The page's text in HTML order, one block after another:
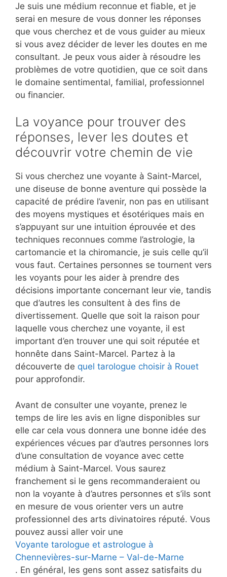
Je suis une médium reconnue et fiable, et je
serai en mesure de vous donner les réponses
que vous cherchez et de vous guider au mieux
si vous avez décider de lever les doutes en me
consultant. Je peux vous aider à résoudre les
problèmes de votre quotidien, que ce soit dans
le domaine sentimental, familial, professionnel
ou financier.
La voyance pour trouver des
réponses, lever les doutes et
découvrir votre chemin de vie
Si vous cherchez une voyante à Saint-Marcel,
une diseuse de bonne aventure qui possède la
capacité de prédire l’avenir, non pas en utilisant
des moyens mystiques et ésotériques mais en
s’appuyant sur une intuition éprouvée et des
techniques reconnues comme l’astrologie, la
cartomancie et la chiromancie, je suis celle qu’il
vous faut. Certaines personnes se tournent vers
les voyants pour les aider à prendre des
décisions importante concernant leur vie, tandis
que d’autres les consultent à des fins de
divertissement. Quelle que soit la raison pour
laquelle vous cherchez une voyante, il est
important d’en trouver une qui soit réputée et
honnête dans Saint-Marcel. Partez à la
découverte de quel tarologue choisir à Rouet
pour approfondir.
Avant de consulter une voyante, prenez le
temps de lire les avis en ligne disponibles sur
elle car cela vous donnera une bonne idée des
expériences vécues par d’autres personnes lors
d’une consultation de voyance avec cette
médium à Saint-Marcel. Vous saurez
franchement si le gens recommanderaient ou
non la voyante à d’autres personnes et s’ils sont
en mesure de vous orienter vers un autre
professionnel des arts divinatoires réputé. Vous
pouvez aussi aller voir une
Voyante tarologue et astrologue à
Chennevières-sur-Marne – Val-de-Marne
. En général, les gens sont assez satisfaits du